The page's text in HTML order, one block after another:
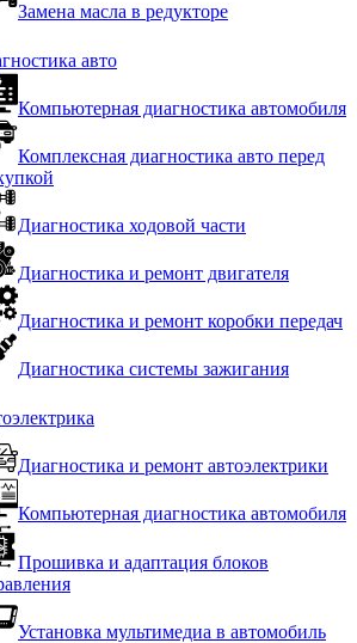
Замена масла в редукторе
авто
Компьютерная диагностика автомобиля
Комплексная диагностика авто перед
Диагностика ходовой части
Диагностика и ремонт двигателя
Диагностика и ремонт коробки передач
Диагностика системы зажигания
Диагностика и ремонт автоэлектрики
Компьютерная диагностика автомобиля
Прошивка и адаптация блоков
Установка мультимедиа в автомобиль